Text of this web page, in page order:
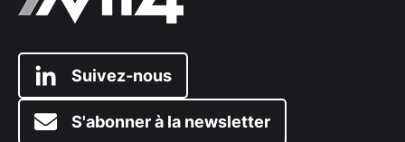
Suivez-nous
S'abonner à la newsletter